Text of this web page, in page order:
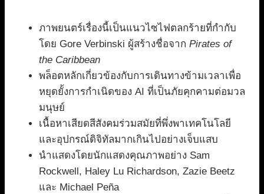
ภาพยนตร์เรื่องนี้เป็นแนวไซไฟตลกร้ายที่กำกับ
โดย Gore Verbinski ผู้สร้างชื่อจาก Pirates of
the Caribbean
พล็อตหลักเกี่ยวข้องกับการเดินทางข้ามเวลาเพื่อ
หยุดยั้งการกำเนิดของ AI ที่เป็นภัยคุกคามต่อมวล
มนุษย์
เนื้อหาเสียดสีสังคมร่วมสมัยที่พึ่งพาเทคโนโลยี
และอุปกรณ์ดิจิทัลมากเกินไปอย่างเจ็บแสบ
นำแสดงโดยนักแสดงคุณภาพอย่าง Sam
Rockwell, Haley Lu Richardson, Zazie Beetz
และ Michael Peña